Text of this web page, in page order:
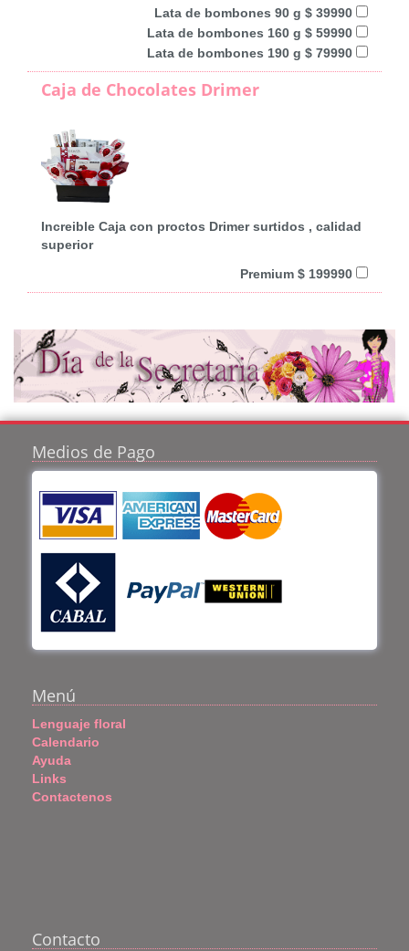
Lata de bombones 90 g $ 39990
Lata de bombones 160 g $ 59990
Lata de bombones 190 g $ 79990
Caja de Chocolates Drimer
Increible Caja con proctos Drimer surtidos , calidad
superior
Premium $ 199990
Medios de Pago
Menú
Lenguaje floral
Calendario
Ayuda
Links
Contactenos
Contacto